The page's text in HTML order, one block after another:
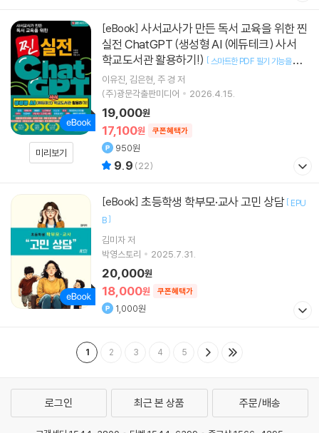
미리보기
[eBook] 사서교사가 만든 독서 교육을 위한 찐
실전 ChatGPT (생성형 AI (에듀테크) 사서
학교도서관 활용하기!) [ 스마트한 PDF 필기 기능을 사용
해 보세요!]
이유진 김은현 주 경 저
(주)광문각출판미디어
2026.4.15.
17,100원 쿠폰혜택가
19,000원
950원
9.9 (22)
[eBook] 초등학생 학부모·교사 고민 상담 [ EPU
B]
김미자저
박영스토리
2025.7.31.
18,000원 쿠폰혜택가
20,000원
1,000원
1 2 3 4 5
로그인 최근 본 상품 주문/배송